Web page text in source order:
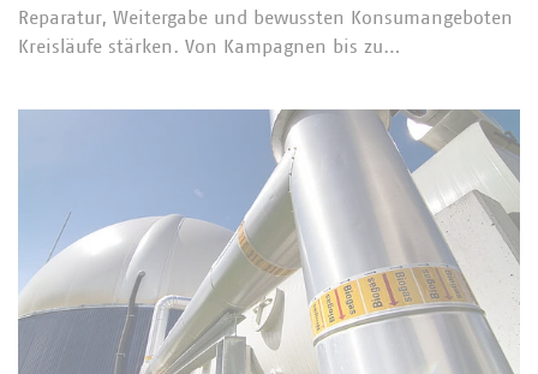
Reparatur, Weitergabe und bewussten Konsumangeboten
Kreisläufe stärken. Von Kampagnen bis zu…